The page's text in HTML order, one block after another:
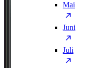
Mai
Juni
Juli